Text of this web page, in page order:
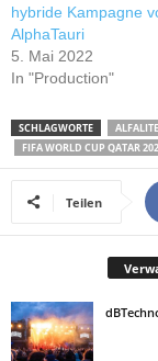
hybride Kampagne
AlphaTauri
5. Mai 2022
In "Production"
SCHLAGWORTE ALFALITE
FIFA WORLD CUP QATAR
Teilen